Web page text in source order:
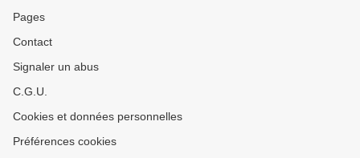
Pages
Contact
Signaler un abus
C.G.U.
Cookies et données personnelles
Préférences cookies